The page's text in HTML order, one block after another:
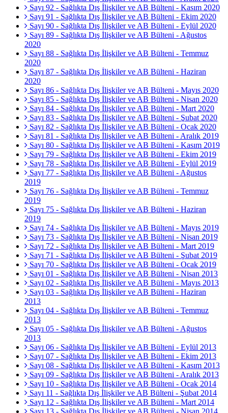
Sayı 92 - Sağlıkta Dış İlişkiler ve AB Bülteni - Kasım 2020
Sayı 91 - Sağlıkta Dış İlişkiler ve AB Bülteni - Ekim 2020
Sayı 90 - Sağlıkta Dış İlişkiler ve AB Bülteni - Eylül 2020
Sayı 89 - Sağlıkta Dış İlişkiler ve AB Bülteni - Ağustos
2020
Sayı 88 - Sağlıkta Dış İlişkiler ve AB Bülteni - Temmuz
2020
Sayı 87 - Sağlıkta Dış İlişkiler ve AB Bülteni - Haziran
2020
Sayı 86 - Sağlıkta Dış İlişkiler ve AB Bülteni - Mayıs 2020
Sayı 85 - Sağlıkta Dış İlişkiler ve AB Bülteni - Nisan 2020
Sayı 84 - Sağlıkta Dış İlişkiler ve AB Bülteni - Mart 2020
Sayı 83 - Sağlıkta Dış İlişkiler ve AB Bülteni - Şubat 2020
Sayı 82 - Sağlıkta Dış İlişkiler ve AB Bülteni - Ocak 2020
Sayı 81 - Sağlıkta Dış İlişkiler ve AB Bülteni - Aralık 2019
Sayı 80 - Sağlıkta Dış İlişkiler ve AB Bülteni - Kasım 2019
Sayı 79 - Sağlıkta Dış İlişkiler ve AB Bülteni - Ekim 2019
Sayı 78 - Sağlıkta Dış İlişkiler ve AB Bülteni - Eylül 2019
Sayı 77 - Sağlıkta Dış İlişkiler ve AB Bülteni - Ağustos
2019
Sayı 76 - Sağlıkta Dış İlişkiler ve AB Bülteni - Temmuz
2019
Sayı 75 - Sağlıkta Dış İlişkiler ve AB Bülteni - Haziran
2019
Sayı 74 - Sağlıkta Dış İlişkiler ve AB Bülteni - Mayıs 2019
Sayı 73 - Sağlıkta Dış İlişkiler ve AB Bülteni - Nisan 2019
Sayı 72 - Sağlıkta Dış İlişkiler ve AB Bülteni - Mart 2019
Sayı 71 - Sağlıkta Dış İlişkiler ve AB Bülteni - Şubat 2019
Sayı 70 - Sağlıkta Dış İlişkiler ve AB Bülteni - Ocak 2019
Sayı 01 - Sağlıkta Dış İlişkiler ve AB Bülteni - Nisan 2013
Sayı 02 - Sağlıkta Dış İlişkiler ve AB Bülteni - Mayıs 2013
Sayı 03 - Sağlıkta Dış İlişkiler ve AB Bülteni - Haziran
2013
Sayı 04 - Sağlıkta Dış İlişkiler ve AB Bülteni - Temmuz
2013
Sayı 05 - Sağlıkta Dış İlişkiler ve AB Bülteni - Ağustos
2013
Sayı 06 - Sağlıkta Dış İlişkiler ve AB Bülteni - Eylül 2013
Sayı 07 - Sağlıkta Dış İlişkiler ve AB Bülteni - Ekim 2013
Sayı 08 - Sağlıkta Dış İlişkiler ve AB Bülteni - Kasım 2013
Sayı 09 - Sağlıkta Dış İlişkiler ve AB Bülteni - Aralık 2013
Sayı 10 - Sağlıkta Dış İlişkiler ve AB Bülteni - Ocak 2014
Sayı 11 - Sağlıkta Dış İlişkiler ve AB Bülteni - Şubat 2014
Sayı 12 - Sağlıkta Dış İlişkiler ve AB Bülteni - Mart 2014
Sayı 13 - Sağlıkta Dış İlişkiler ve AB Bülteni - Nisan 2014